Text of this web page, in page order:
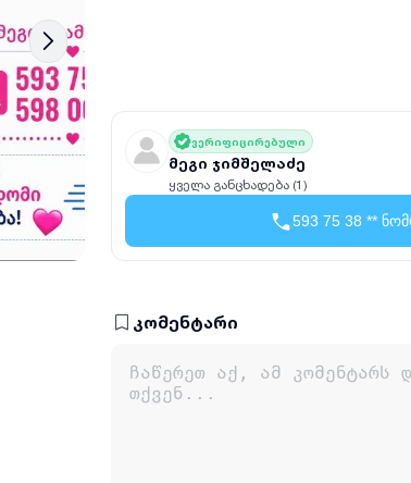
ვერიფიცირებული
მეგი ჯიმშელაძე
ყველა განცხადება (1)
593 75 38 **
კომენტარი